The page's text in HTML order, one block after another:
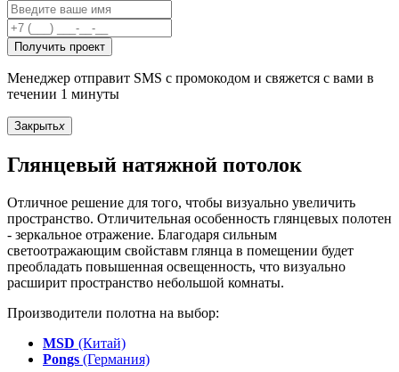
Получить проект
Менеджер отправит SMS с промокодом и свяжется с вами в
течении 1 минуты
Закрытьx
Глянцевый натяжной потолок
Отличное решение для того, чтобы визуально увеличить
пространство. Отличительная особенность глянцевых полотен
- зеркальное отражение. Благодаря сильным
светоотражающим свойставм глянца в помещении будет
преобладать повышенная освещенность, что визуально
расширит пространство небольшой комнаты.
Производители полотна на выбор:
MSD (Китай)
Pongs (Германия)